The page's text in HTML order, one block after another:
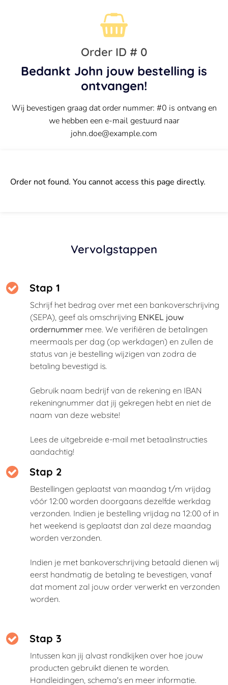
Order ID # 0
Bedankt John jouw bestelling is
ontvangen!
Wij bevestigen graag dat order nummer: #0 is ontvang en
we hebben een e-mail gestuurd naar
john.doe@example.com
Order not found. You cannot access this page directly.
Vervolgstappen
Stap 1
Schrijf het bedrag over met een bankoverschrijving
(SEPA), geef als omschrijving ENKEL jouw
ordernummer mee. We verifiëren de betalingen
meermaals per dag (op werkdagen) en zullen de
status van je bestelling wijzigen van zodra de
betaling bevestigd is.
Gebruik naam bedrijf van de rekening en IBAN
rekeningnummer dat jij gekregen hebt en niet de
naam van deze website!
Lees de uitgebreide e-mail met betaalinstructies
aandachtig!
Stap 2
Bestellingen geplaatst van maandag t/m vrijdag
vóór 12:00 worden doorgaans dezelfde werkdag
verzonden. Indien je bestelling vrijdag na 12:00 of in
het weekend is geplaatst dan zal deze maandag
worden verzonden.
Indien je met bankoverschrijving betaald dienen wij
eerst handmatig de betaling te bevestigen, vanaf
dat moment zal jouw order verwerkt en verzonden
worden.
Stap 3
Intussen kan jij alvast rondkijken over hoe jouw
producten gebruikt dienen te worden.
Handleidingen, schema's en meer informatie.